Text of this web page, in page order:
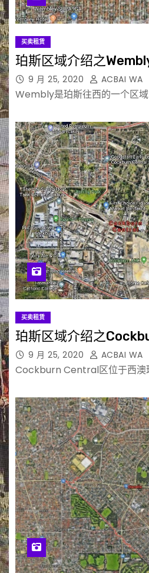
买卖租赁
珀斯区域介绍之
9 月 25, 2020 ACBAI WA
Wembly是珀斯往西的一个区
买卖租赁
珀斯区域介绍之
9 月 25, 2020 ACBAI WA
Cockburn Central区位于西澳